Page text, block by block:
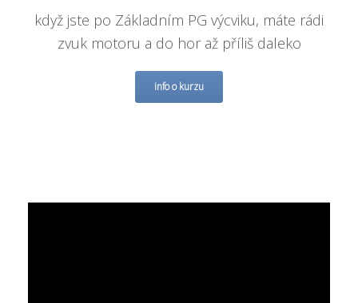
když jste po Základním PG výcviku, máte rádi
zvuk motoru a do hor až příliš daleko
info o kurzu